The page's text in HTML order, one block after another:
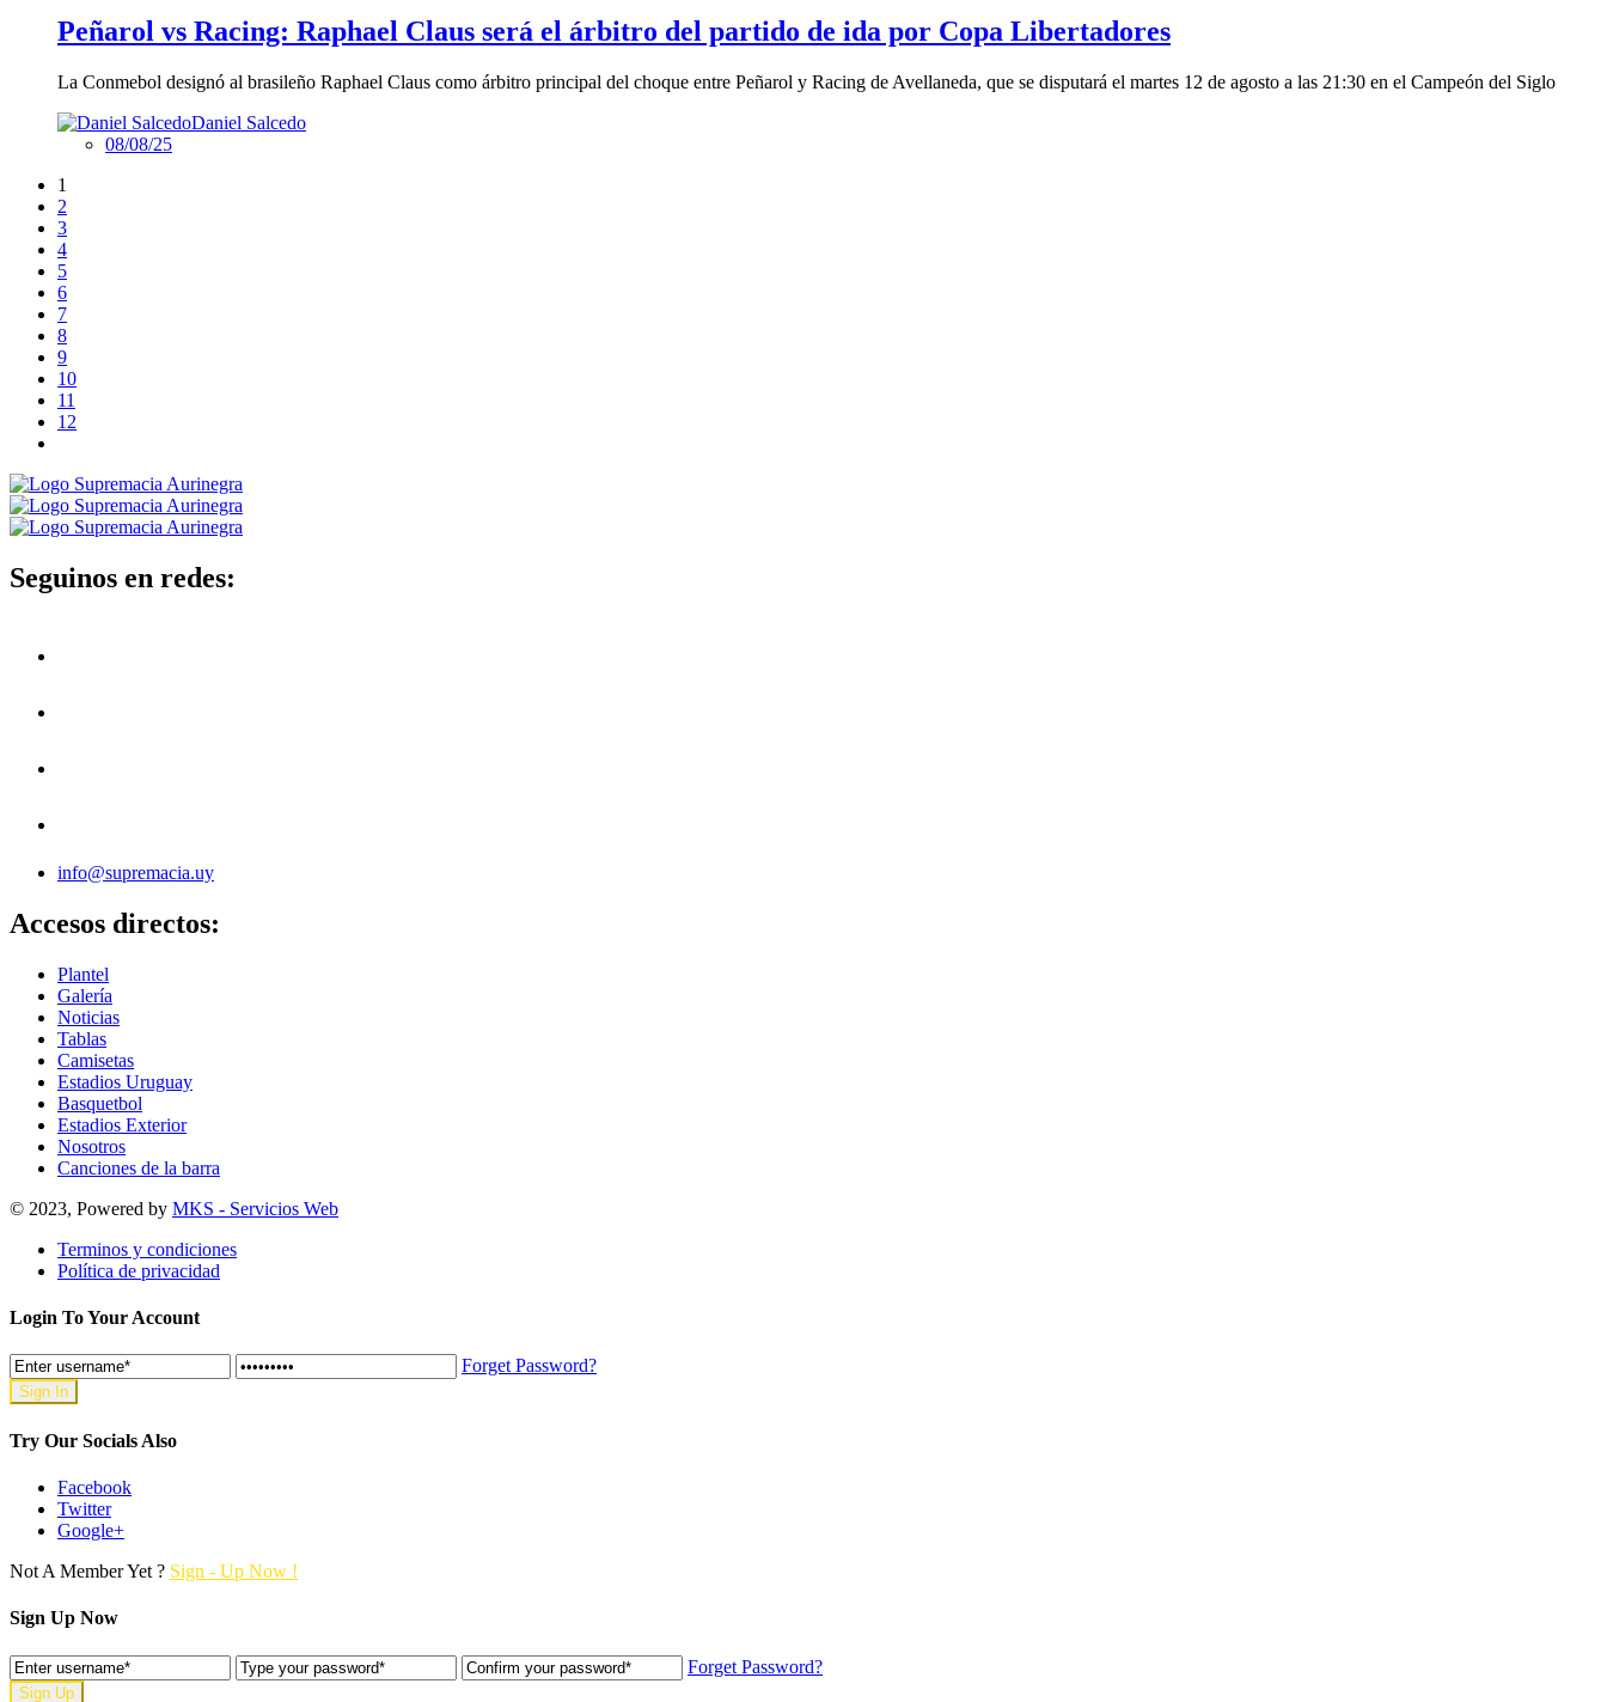
Peñarol vs Racing: Raphael Claus será el árbitro del partido de ida por Copa Libertadores
La Conmebol designó al brasileño Raphael Claus como árbitro principal del choque entre Peñarol y Racing de Avellaneda, que se disputará el martes 12 de agosto a las 21:30 en el Campeón del Siglo
Daniel Salcedo
08/08/25
1
2
3
4
5
6
7
8
9
10
11
12
Seguinos en redes:
info@supremacia.uy
Accesos directos:
Plantel
Galería
Noticias
Tablas
Camisetas
Estadios Uruguay
Basquetbol
Estadios Exterior
Nosotros
Canciones de la barra
© 2023, Powered by MKS - Servicios Web
Terminos y condiciones
Política de privacidad
Login To Your Account
Forget Password?
Try Our Socials Also
Facebook
Twitter
Google+
Not A Member Yet ? Sign - Up Now !
Sign Up Now
Forget Password?